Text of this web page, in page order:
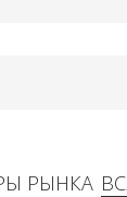
РЫНКА